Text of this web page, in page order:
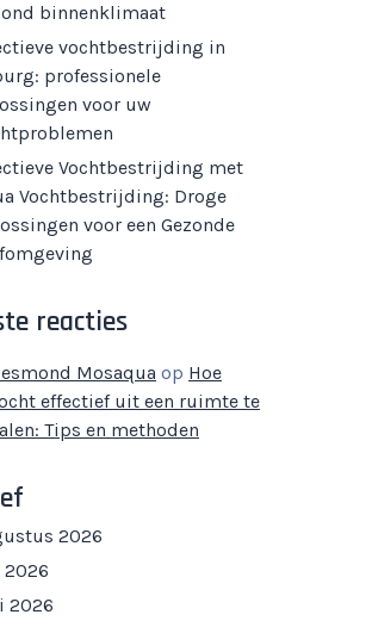
binnenklimaat
vochtbestrijding in
professionele
voor uw
Vochtbestrijding met
Vochtbestrijding: Droge
voor een Gezonde
reacties
Mosaqua op Hoe
effectief uit een ruimte te
Tips en methoden
2026
2026